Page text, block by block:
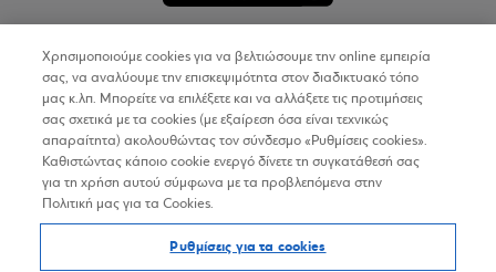
Copyright © 2026
Όροι Χρήσης
Προσωπικά Δεδομένα στον Διαδικτυακό Τόπο
Δήλωση Προσβασιμότητας
Χρησιμοποιούμε cookies για να βελτιώσουμε την online εμπειρία
σας, να αναλύουμε την επισκεψιμότητα στον διαδικτυακό τόπο
μας κ.λπ. Μπορείτε να επιλέξετε και να αλλάξετε τις προτιμήσεις
σας σχετικά με τα cookies (με εξαίρεση όσα είναι τεχνικώς
απαραίτητα) ακολουθώντας τον σύνδεσμο «Ρυθμίσεις cookies».
Καθιστώντας κάποιο cookie ενεργό δίνετε τη συγκατάθεσή σας
για τη χρήση αυτού σύμφωνα με τα προβλεπόμενα στην
Πολιτική μας για τα Cookies.
Ρυθμίσεις για τα cookies